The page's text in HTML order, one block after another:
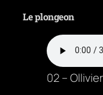
Le plongeon
02 –